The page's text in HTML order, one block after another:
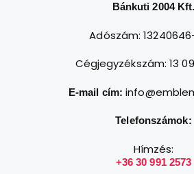
Bánkuti 2004 Kft.
Adószám:
Cégjegyzékszám: 13
E-mail cím:
Telefonszámok:
Hímzés:
+36 30 991 2573